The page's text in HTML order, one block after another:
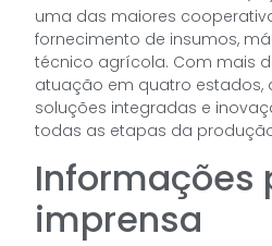
uma das maiores
fornecimento de insumos,
técnico agrícola. Com mais
atuação em quatro estados,
soluções integradas e
todas as etapas da
Informações
imprensa